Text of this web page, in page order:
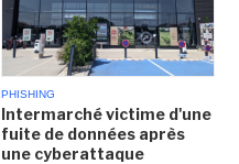
PHISHING
Intermarché victime d'une
fuite de données après
une cyberattaque